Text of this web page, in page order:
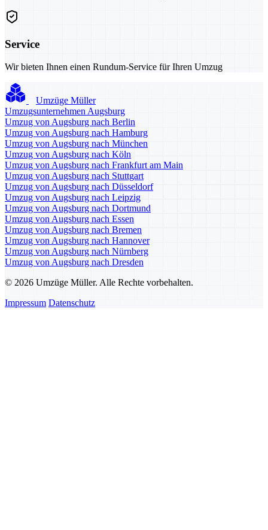
Service
Wir bieten Ihnen einen Rundum-Service für Ihren Umzug
Umzüge Müller
Umzugsunternehmen Augsburg
Umzug von Augsburg nach Berlin
Umzug von Augsburg nach Hamburg
Umzug von Augsburg nach München
Umzug von Augsburg nach Köln
Umzug von Augsburg nach Frankfurt am Main
Umzug von Augsburg nach Stuttgart
Umzug von Augsburg nach Düsseldorf
Umzug von Augsburg nach Leipzig
Umzug von Augsburg nach Dortmund
Umzug von Augsburg nach Essen
Umzug von Augsburg nach Bremen
Umzug von Augsburg nach Hannover
Umzug von Augsburg nach Nürnberg
Umzug von Augsburg nach Dresden
© 2026 Umzüge Müller. Alle Rechte vorbehalten.
Impressum Datenschutz